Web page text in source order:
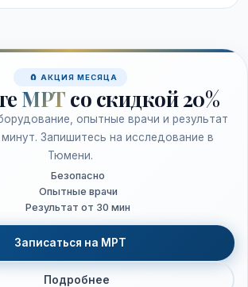
🧲 АКЦИЯ МЕСЯЦА
МРТ со скидкой 20%
опытные врачи и результат
Запишитесь на исследование в
Тюмени.
Безопасно
Опытные врачи
Результат от 30 мин
Записаться на МРТ
Подробнее